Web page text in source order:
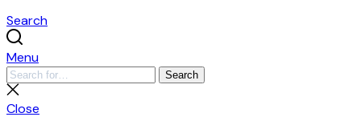
Search
Menu
Search
for:
Search
Close
search
Close